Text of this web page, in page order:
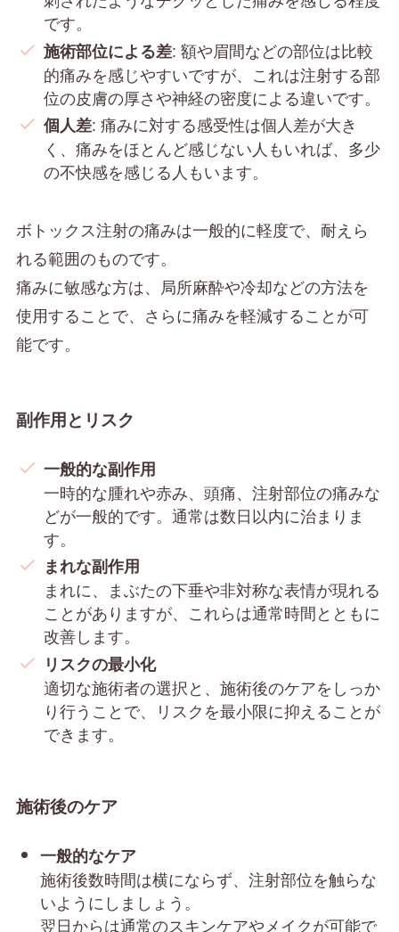
です。
施術部位による差: 額や眉間などの部位は比較
的痛みを感じやすいですが、これは注射する部
位の皮膚の厚さや神経の密度による違いです。
個人差: 痛みに対する感受性は個人差が大き
く、痛みをほとんど感じない人もいれば、多少
の不快感を感じる人もいます。
ボトックス注射の痛みは一般的に軽度で、耐えら
れる範囲のものです。
痛みに敏感な方は、局所麻酔や冷却などの方法を
使用することで、さらに痛みを軽減することが可
能です。
副作用とリスク
一般的な副作用
一時的な腫れや赤み、頭痛、注射部位の痛みな
どが一般的です。通常は数日以内に治まりま
す。
まれな副作用
まれに、まぶたの下垂や非対称な表情が現れる
ことがありますが、これらは通常時間とともに
改善します。
リスクの最小化
適切な施術者の選択と、施術後のケアをしっか
り行うことで、リスクを最小限に抑えることが
できます。
施術後のケア
一般的なケア
施術後数時間は横にならず、注射部位を触らな
いようにしましょう。
翌日からは通常のスキンケアやメイクが可能で